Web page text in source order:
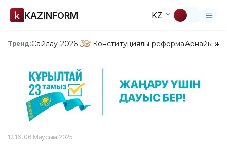
KAZINFORM KZ
Тренд:Сайлау-2026 Конституциялық реформаАрнайы
12:16, 06 Маусым 2025